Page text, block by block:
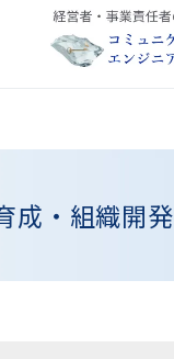
成・組織開発